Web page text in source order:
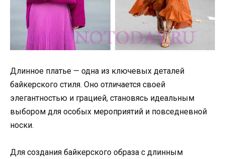
Длинное платье — одна из ключевых деталей
байкерского стиля. Оно отличается своей
элегантностью и грацией, становясь идеальным
выбором для особых мероприятий и повседневной
носки.
Для создания байкерского образа с длинным